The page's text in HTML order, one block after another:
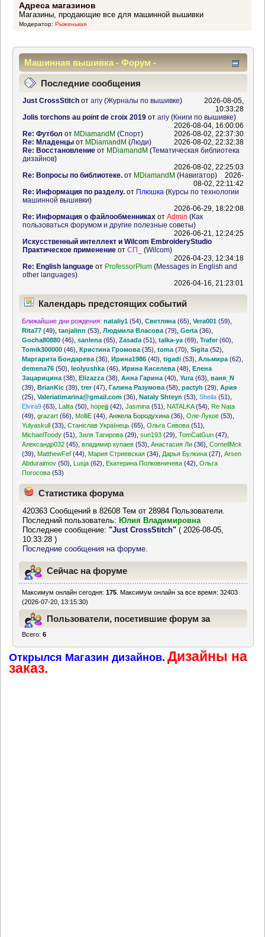
Адреса магазинов
Магазины, продающие все для машинной вышивки
Модератор: Рыженькая
Машинная вышивка - Форум -
Информационный центр
Последние сообщения
Just CrossStitchот ariy(Журналы по вышивке)
2026-08-05,
10:33:28
Jolis torchons au point de croix 2019от ariy(Книги по вышивке)
2026-08-04, 16:00:06
Re: Футбол от MDiamandM (Спорт)
2026-08-02, 22:37:30
Re: Младенцыот MDiamandM (Люди)
2026-08-02, 22:32:38
Re: Восстановлениеот MDiamandM (Тематическая библиотека
дизайнов)
2026-08-02, 22:25:03
Re: Вопросы по библиотеке.от MDiamandM (Навигатор)
2026-
08-02, 22:11:42
Re: Информация по разделу.от Плюшка (Курсы по технологии
машинной вышивки)
2026-06-29, 18:22:08
Re: Информация о файлообменникахот Admin (Как
пользоваться форумом и другие полезные советы)
2026-06-21, 12:24:25
Искусственный интеллект и Wilcom EmbroideryStudio
Практическое применениеот СП_ (Wilcom)
2026-04-23, 12:34:18
Re: English languageот ProfessorPlum(Messages in English and
other languages)
2026-04-16, 21:23:01
Календарь предстоящих событий
Ближайшие дни рождения: nataliy1 (54) ,Светляна (65) ,Vera001 (59)
Rita77 (49) ,tanjalinn (53) ,Людмила Власова (79) ,Gerta (36)
Gocha80880 (46) ,sanlena (65) ,Zasada (51) ,talka-ya (69) ,Trafer(60)
Tomik300000 (46) ,Кристина Громова (35) ,toma (70) ,Sigita (52)
Маргарита Бондарева (36) ,Ирина1986 (40) ,tigadi (53) ,Альмира (62)
demena76 (50) ,leolyushka (46) ,Ирина Киселева (48) ,Елена
Зацарицина (38) ,Elizazza (38) ,Анна Гарина (40) ,Yura (63) ,ваня_N
(39) ,BrianKic (39) ,trer(47) ,Галина Разумова (58) ,pactyh (29) ,Ария
(25) ,Valeriatimarina@gmail.com (36) ,Nataly Shteyn (53) ,Sheila (51)
Elvira9 (63) Lalita (50) ,hopejjj (42) ,Jasmina (51) NATALKA(54)
Re Nata
(49) ,grazart (66) MolliE (44) ,Анжела Бородухина (36) ,Оле-Лукое (53)
Yulyaskull (33) ,Станіслав Українець (65) ,Ольга Сивова (51)
MichaelToody (51) ,Зиля Тагирова (29) ,sun193 (29) ,TomCatGun (47)
Александр032 (45) ,владимир купаев (53) ,Анастасия Ли (36) ,CornellMck
(39)
MatthewFef (44) Мария Стриевская (34) Дарья Булкина (27) ,Arsen
Abduraimov (50) Lusja (62) Екатерина Полковничева (42) ,Ольга
Погосова (53)
Статистика форума
420363 Сообщений в 82608 Тем от 28984 Пользователи.
Последний пользователь: Юлия Владимировна
Последнее сообщение:"Just CrossStitch" ( 2026-08-05,
10:33:28 )
Последние сообщения на форуме.
Сейчас на форуме
Максимум онлайн сегодня:175 . Максимум онлайн за все время: 32403
(2026-07-20, 13:15:30)
Пользователи, посетившие форум за
Всего:6
Открылся Магазин дизайнов. Дизайны на
заказ.